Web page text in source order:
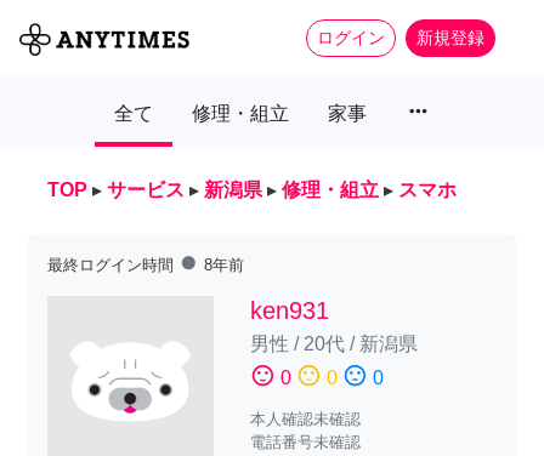
ログイン 新規登録
全て 修理・組立 家事 more_horiz
TOP ▸ サービス ▸ 新潟県 ▸ 修理・組立 ▸ スマホ
最終ログイン時間 fiber_manual_record 8年前
ken931
男性 / 20代/ 新潟県
sentiment_satisfied 0 sentiment_neutral 0 sentiment_dissatisfied 0
本人確認未確認
電話番号未確認